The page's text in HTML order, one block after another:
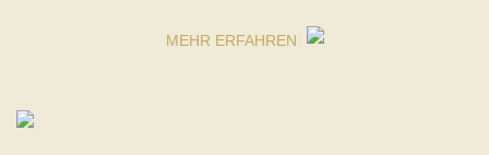
MEHR ERFAHREN